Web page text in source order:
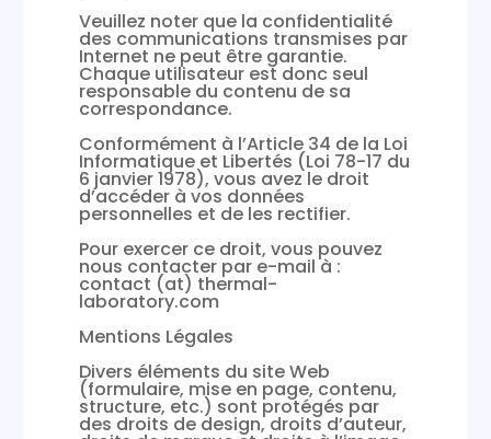
Veuillez noter que la confidentialité
des communications transmises par
Internet ne peut être garantie.
Chaque utilisateur est donc seul
responsable du contenu de sa
correspondance.
Conformément à l’Article 34 de la Loi
Informatique et Libertés (Loi 78-17 du
6 janvier 1978), vous avez le droit
d’accéder à vos données
personnelles et de les rectifier.
Pour exercer ce droit, vous pouvez
nous contacter par e-mail à :
contact (at) thermal-
laboratory.com
Mentions Légales
Divers éléments du site Web
(formulaire, mise en page, contenu,
structure, etc.) sont protégés par
des droits de design, droits d’auteur,